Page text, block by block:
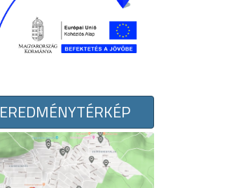
EREDMÉNYTÉRKÉP